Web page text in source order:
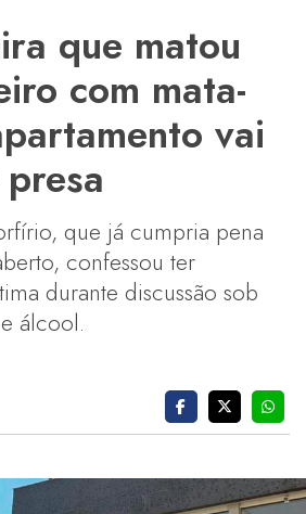
que matou
com mata-
vai
que já cumpria pena
confessou ter
durante discussão sob
álcool.